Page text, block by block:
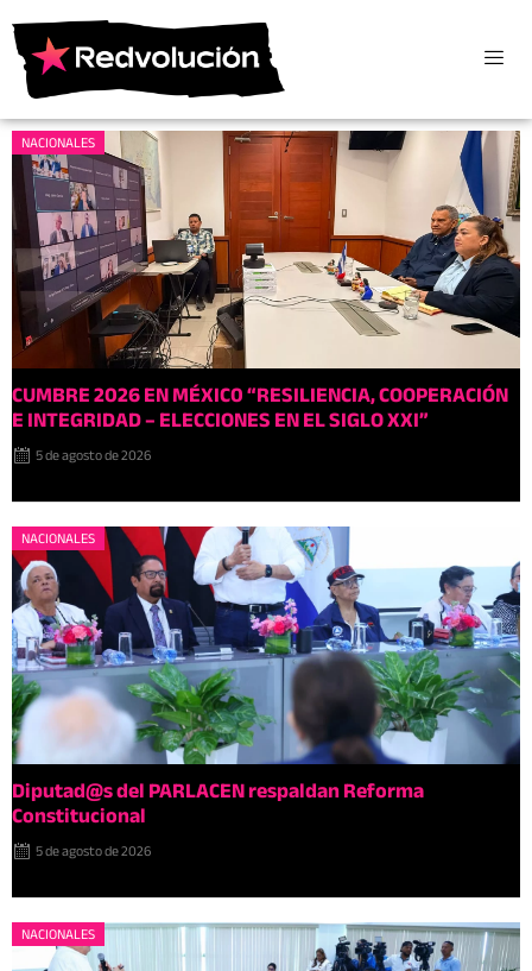
NACIONALES
CUMBRE 2026 EN MÉXIC0 “RESILIENCIA, COOPERACIÓN
E INTEGRIDAD – ELECCIONES EN EL SIGLO XXI”
5 de agosto de 2026
NACIONALES
Diputad@s del PARLACEN respaldan Reforma
Constitucional
5 de agosto de 2026
NACIONALES